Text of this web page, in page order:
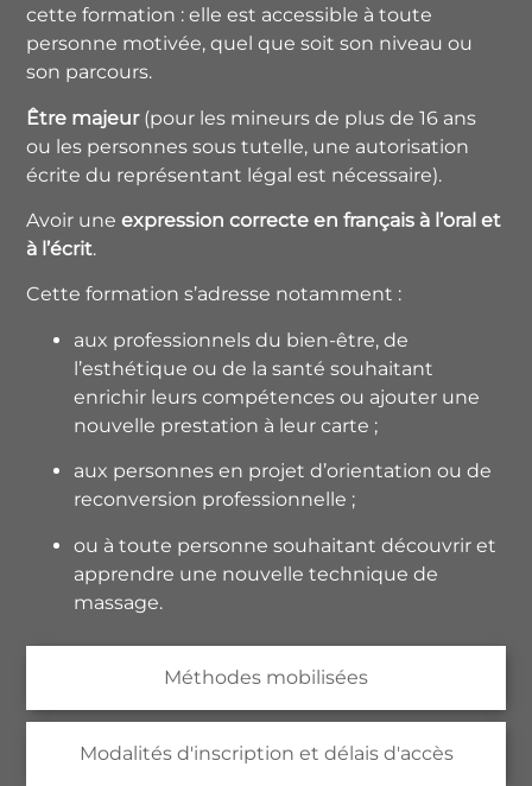
Méthodes mobilisées
Modalités d'inscription et délais d'accès
cette formation : elle est accessible à toute
personne motivée, quel que soit son niveau ou
son parcours.
Être majeur(pour les mineurs de plus de 16 ans
ou les personnes sous tutelle, une autorisation
écrite du représentant légal est nécessaire).
Avoir uneexpression correcte en français à l’oral et
à l’écrit.
Cette formation s’adresse notamment :
aux professionnels du bien-être, de
l’esthétique ou de la santé souhaitant
enrichir leurs compétences ou ajouter une
nouvelle prestation à leur carte ;
aux personnes en projet d’orientation ou de
reconversion professionnelle ;
ou à toute personne souhaitant découvrir et
apprendre une nouvelle technique de
massage.